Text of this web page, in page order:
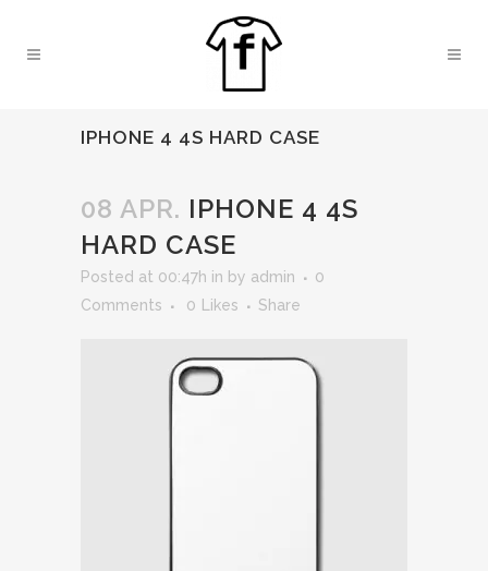
IPHONE 4 4S HARD CASE
08 APR. IPHONE 4 4S
HARD CASE
Posted at 00:47h in by admin
0
Comments
0 Likes Share